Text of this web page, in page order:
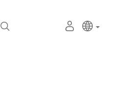
寻找
语
言
主动语
中文